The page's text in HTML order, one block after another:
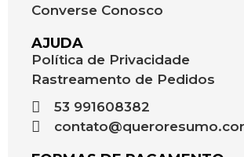
Converse Conosco
AJUDA
Política de Privacidade
Rastreamento de Pedidos
53 991608382